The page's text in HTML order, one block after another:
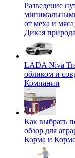
Разведение
от меха и мяса
Дикая природа
LADA Niva
обликом и
Компании
Как выбрать
обзор для
Корма и